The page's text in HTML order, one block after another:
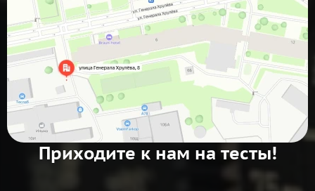
Приходите к нам на тесты!